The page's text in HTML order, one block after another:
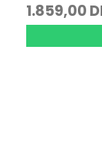
1.859,00